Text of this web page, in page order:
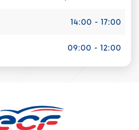
14:00 - 17:00
09:00 - 12:00